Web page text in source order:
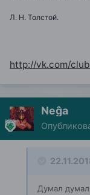
Л. Н. Толстой.
http://vk.com/
Neĝa
Думал думал